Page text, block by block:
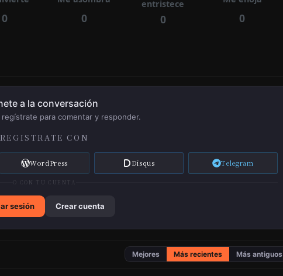
0 0
entristece
0 0
a la conversación
regístrate para comentar y responder.
REGISTRATE CON
WordPress Disqus Telegram
O CON TU CUENTA
sesión Crear cuenta
Mejores Más recientes Más antiguos